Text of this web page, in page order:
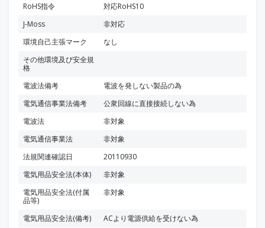
RoHS指令
対応RoHS10
J-Moss
非対応
環境自己主張マーク
なし
その他環境及び安全規
格
電波法備考
電波を発しない製品の為
電気通信事業法備考
公衆回線に直接接続しない為
電波法
非対象
電気通信事業法
非対象
法規関連確認日
20110930
電気用品安全法(本体)
非対象
電気用品安全法(付属
品等)
非対象
電気用品安全法(備考) ACより電源供給を受けない為